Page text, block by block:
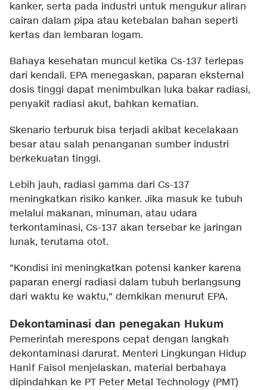
kanker, serta pada industri untuk mengukur aliran
cairan dalam pipa atau ketebalan bahan seperti
kertas dan lembaran logam.
Bahaya kesehatan muncul ketika Cs-137 terlepas
dari kendali. EPA menegaskan, paparan eksternal
dosis tinggi dapat menimbulkan luka bakar radiasi,
penyakit radiasi akut, bahkan kematian.
Skenario terburuk bisa terjadi akibat kecelakaan
besar atau salah penanganan sumber industri
berkekuatan tinggi.
Lebih jauh, radiasi gamma dari Cs-137
meningkatkan risiko kanker. Jika masuk ke tubuh
melalui makanan, minuman, atau udara
terkontaminasi, Cs-137 akan tersebar ke jaringan
lunak, terutama otot.
"Kondisi ini meningkatkan potensi kanker karena
paparan energi radiasi dalam tubuh berlangsung
dari waktu ke waktu," demkikan menurut EPA.
Dekontaminasi dan penegakan Hukum
Pemerintah merespons cepat dengan langkah
dekontaminasi darurat. Menteri Lingkungan Hidup
Hanif Faisol menjelaskan, material berbahaya
dipindahkan ke PT Peter Metal Technology (PMT)